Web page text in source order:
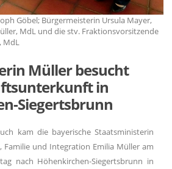
Göbel; Bürgermeisterin Ursula Mayer,
MdL und die stv. Fraktionsvorsitzende
MdL
Müller besucht
in
Siegertsbrunn
kam die bayerische Staatsministerin
Familie und Integration Emilia Müller am
nach Höhenkirchen-Siegertsbrunn in